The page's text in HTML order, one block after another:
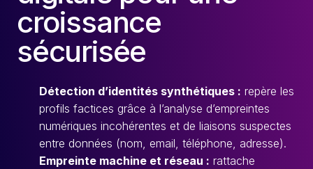
croissance
sécurisée
Détection d’identités synthétiques : repère les
profils factices grâce à l’analyse d’empreintes
numériques incohérentes et de liaisons suspectes
entre données (nom, email, téléphone, adresse).
Empreinte machine et réseau : rattache